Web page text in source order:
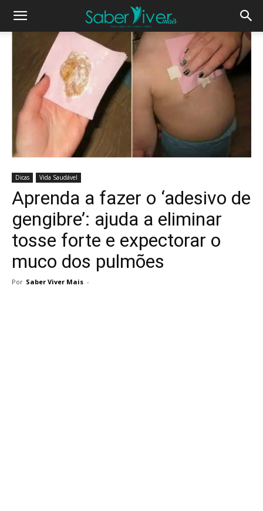
Dicas Vida Saudável
Aprenda a fazer o ‘adesivo de
gengibre’: ajuda a eliminar
tosse forte e expectorar o
muco dos pulmões
Por Saber Viver Mais -